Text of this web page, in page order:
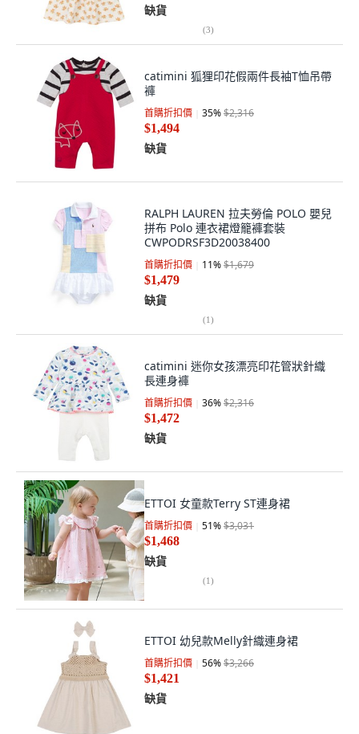
缺貨
(3)
catimini 狐狸印花假兩件長袖T恤吊帶
褲
首購折扣價 35%$2,316
$1,494
缺貨
RALPH LAUREN 拉夫勞倫 POLO 嬰兒
拼布 Polo 連衣裙燈籠褲套裝
CWPODRSF3D20038400
首購折扣價 11%$1,679
$1,479
缺貨
(1)
catimini 迷你女孩漂亮印花管狀針織
長連身褲
首購折扣價 36%$2,316
$1,472
缺貨
ETTOI 女童款Terry ST連身裙
首購折扣價 51%$3,031
$1,468
缺貨
(1)
ETTOI 幼兒款Melly針織連身裙
首購折扣價 56%$3,266
$1,421
缺貨